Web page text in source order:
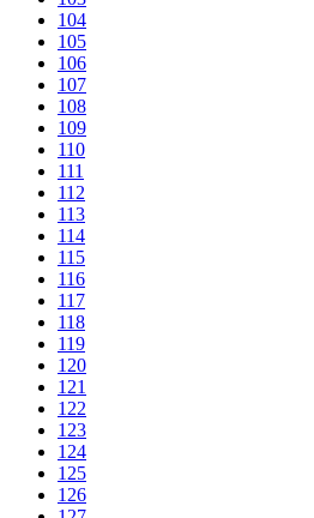
104
105
106
107
108
109
110
111
112
113
114
115
116
117
118
119
120
121
122
123
124
125
126